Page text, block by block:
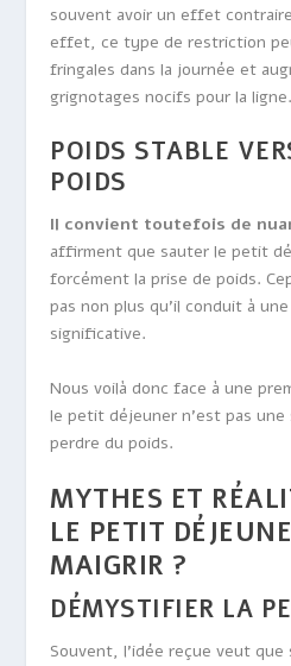
souvent avoir un effet
effet, ce type de restriction
fringales dans la journée et
grignotages nocifs pour la ligne.
POIDS STABLE
POIDS
Il convient toutefois de
affirment que sauter le petit
forcément la prise de poids.
pas non plus qu’il conduit à
significative.
Nous voilà donc face à une
le petit déjeuner n’est pas
perdre du poids.
MYTHES ET
LE PETIT
MAIGRIR ?
DÉMYSTIFIER LA
Souvent, l’idée reçue veut